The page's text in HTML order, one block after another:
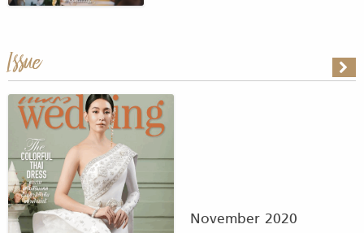
Issue
November 2020